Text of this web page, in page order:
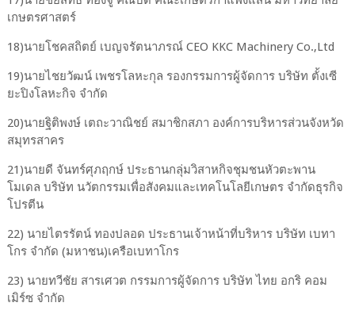
เกษตรศาสตร์
18)นายโชคสถิตย์ เบญจรัตนาภรณ์ CEO KKC Machinery Co.,Ltd
19)นายไชยวัฒน์ เพชรโลหะกุล รองกรรมการผู้จัดการ บริษัท ตั้งเซี
ยะปิงโลหะกิจ จำกัด
20)นายฐิติพงษ์ เตถะวาณิชย์ สมาชิกสภา องค์การบริหารส่วนจังหวัด
สมุทรสาคร
21)นายดี จันทร์ศุภฤกษ์ ประธานกลุ่มวิสาหกิจชุมชนหัวตะพาน
โมเดล บริษัท นวัตกรรมเพื่อสังคมและเทคโนโลยีเกษตร จํากัดธุรกิจ
โปรตีน
22) นายไตรรัตน์ ทองปลอด ประธานเจ้าหน้าที่บริหาร บริษัท เบทา
โกร จํากัด (มหาชน)เครือเบทาโกร
23) นายทวีชัย สารเศวต กรรมการผู้จัดการ บริษัท ไทย อกริ คอม
เมิร์ซ จำกัด